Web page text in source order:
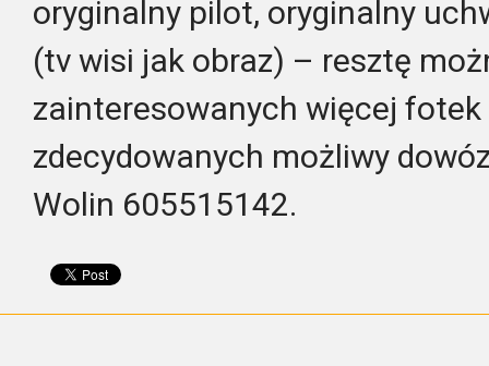
oryginalny pilot, oryginalny
(tv wisi jak obraz) – resztę
zainteresowanych więcej fotek
zdecydowanych możliwy
Wolin 605515142.